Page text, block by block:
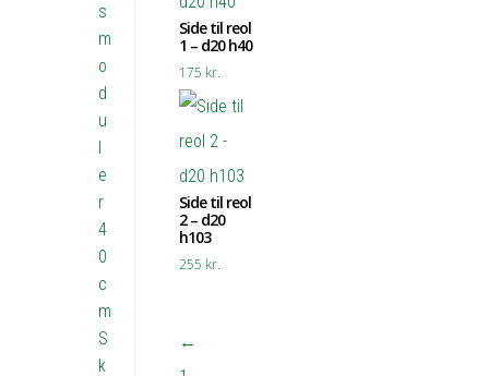
Side til reol
1 – d20 h40
175 kr.
Side til reol
2 – d20
h103
255 kr.
←
s
m
o
d
u
l
e
r
4
0
c
m
S
k